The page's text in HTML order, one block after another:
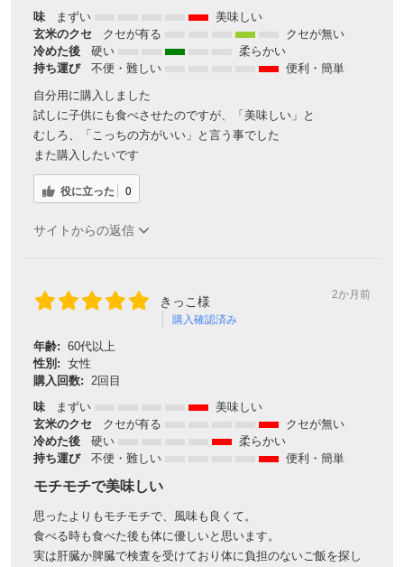
味
まずい
美味しい
玄米のクセ
クセが有る
クセが無い
冷めた後
硬い
柔らかい
持ち運び
不便・難しい
便利・簡単
自分用に購入しました
試しに子供にも食べさせたのですが、「美味しい」と
むしろ、「こっちの方がいい」と言う事でした
また購入したいです
役に立った 0
サイトからの返信
きっこ様
購入確認済み
2か月前
年齢: 60代以上
性別: 女性
購入回数:
2回目
味
まずい
美味しい
玄米のクセ
クセが有る
クセが無い
冷めた後
硬い
柔らかい
持ち運び
不便・難しい 便利・簡単
モチモチで美味しい
思ったよりもモチモチで、風味も良くて。
食べる時も食べた後も体に優しいと思います。
実は肝臓か脾臓で検査を受けており体に負担のないご飯を探し